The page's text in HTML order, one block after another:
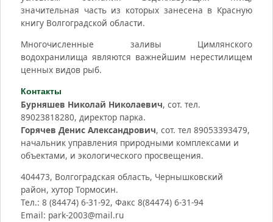
значительная часть из которых занесена в Красную
книгу Волгоградской области.
Многочисленные заливы Цимлянского
водохранилища являются важнейшим нерестилищем
ценных видов рыб.
Контакты
Бурняшев Николай Николаевич, сот. тел.
89023818280, директор парка.
Горячев Денис Александрович, сот. тел 89053393479,
начальник управления природными комплексами и
объектами, и экологического просвещения.
404473, Волгоградская область, Чернышковский
район, хутор Тормосин.
Тел.: 8 (84474) 6-31-92, Факс 8(84474) 6-31-94
Email: park-2003@mail.ru